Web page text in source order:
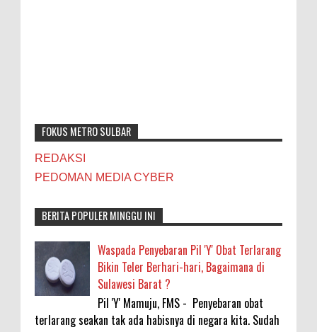
FOKUS METRO SULBAR
REDAKSI
PEDOMAN MEDIA CYBER
BERITA POPULER MINGGU INI
Waspada Penyebaran Pil 'Y' Obat Terlarang
Bikin Teler Berhari-hari, Bagaimana di
Sulawesi Barat ?
Pil 'Y' Mamuju, FMS - Penyebaran obat
terlarang seakan tak ada habisnya di negara kita. Sudah